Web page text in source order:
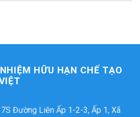
HỮU HẠN CHẾ TẠO
Đường Liên Ấp 1-2-3, Ấp 1, Xã